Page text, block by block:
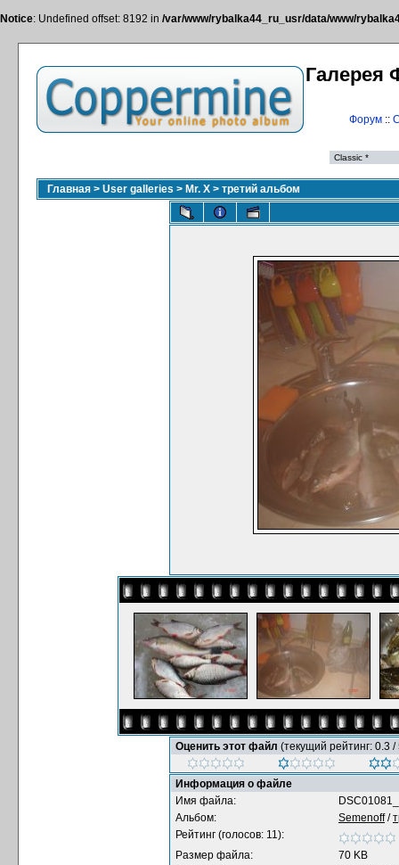
Notice: Undefined offset: 8192 in /var/www/rybalka44_ru_usr/data/www/
Галерея
Форум::
Главная > User galleries > Mr. X > третий альбом
Оценить этот файл (текущий рейтинг: 0.3 /
Информация о файле
Имя файла:
Альбом:
Semenoff/
Рейтинг (голосов: 11):
Размер файла:
70 KB